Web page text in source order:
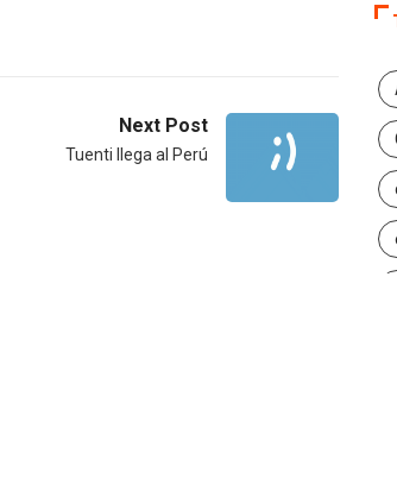
Next Post
Tuenti llega al Perú